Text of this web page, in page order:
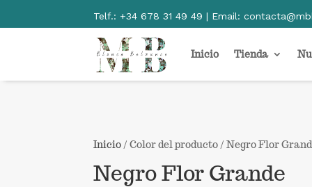
Telf.: +34 678 31 49 49 | Email:
Inicio Tienda
Inicio / Color del producto / Negro Flor
Negro Flor Grande